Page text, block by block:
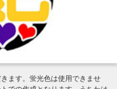
ます。蛍光色は使用できませ